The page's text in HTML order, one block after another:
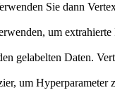
Sie dann
um extrahierte
gelabelten Daten.
um Hyperparameter